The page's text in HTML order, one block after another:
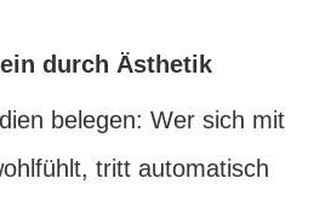
durch Ästhetik
belegen: Wer sich mit
tritt automatisch